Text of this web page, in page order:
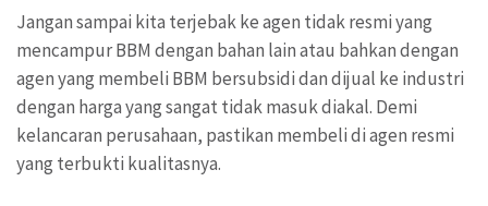
Jangan sampai kita terjebak ke agen tidak resmi yang
mencampur BBM dengan bahan lain atau bahkan dengan
agen yang membeli BBM bersubsidi dan dijual ke industri
dengan harga yang sangat tidak masuk diakal. Demi
kelancaran perusahaan, pastikan membeli di agen resmi
yang terbukti kualitasnya.